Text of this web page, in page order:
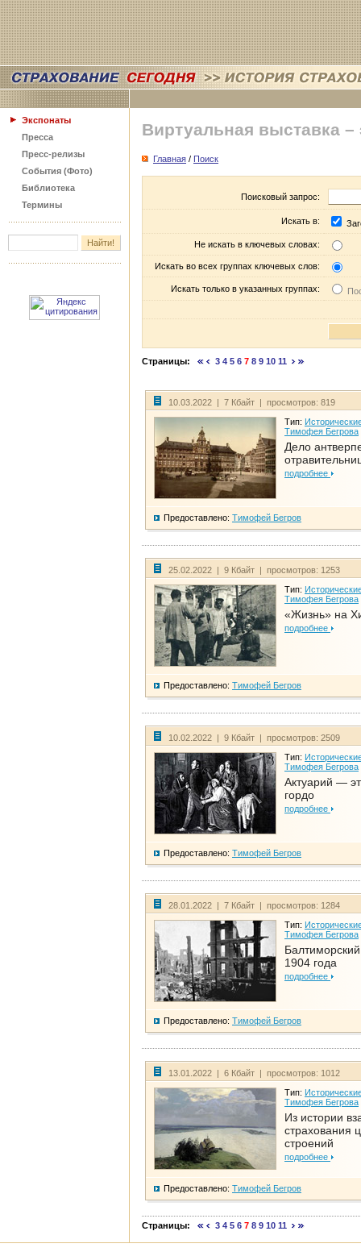
Экспонаты
Пресса
Пресс-релизы
События (Фото)
Библиотека
Термины
Виртуальная выставка –
Главная / Поиск
Поисковый запрос:
Искать в:
Не искать в ключевых словах:
Искать во всех группах ключевых слов:
Искать только в указанных группах:
Страницы: 3 4 5 6 7 8 9 10 11
10.03.2022 | 7 Кбайт | просмотров: 819
Тип:
Тимофея Бегрова
Дело
подробнее
Предоставлено: Тимофей Бегров
25.02.2022 | 9 Кбайт | просмотров: 1253
Тип:
Тимофея Бегрова
«Жизнь» на
подробнее
Предоставлено: Тимофей Бегров
10.02.2022 | 9 Кбайт | просмотров: 2509
Тип:
Тимофея Бегрова
Актуарий —
гордо
подробнее
Предоставлено: Тимофей Бегров
28.01.2022 | 7 Кбайт | просмотров: 1284
Тип:
Тимофея Бегрова
1904 года
подробнее
Предоставлено: Тимофей Бегров
13.01.2022 | 6 Кбайт | просмотров: 1012
Тип:
Тимофея Бегрова
Из истории
страхования
строений
подробнее
Предоставлено: Тимофей Бегров
Страницы: 3 4 5 6 7 8 9 10 11